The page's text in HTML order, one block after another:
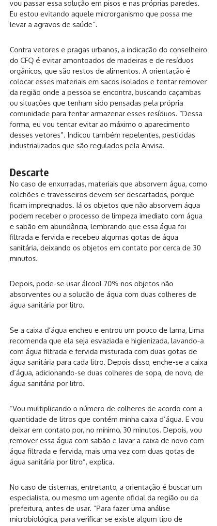
vou passar essa solução em pisos e nas próprias paredes.
Eu estou evitando aquele microrganismo que possa me
levar a agravos de saúde”.
Contra vetores e pragas urbanos, a indicação do conselheiro
do CFQ é evitar amontoados de madeiras e de resíduos
orgânicos, que são restos de alimentos. A orientação é
colocar esses materiais em sacos isolados e tentar remover
da região onde a pessoa se encontra, buscando caçambas
ou situações que tenham sido pensadas pela própria
comunidade para tentar armazenar esses resíduos. “Dessa
forma, eu vou tentar evitar ao máximo o aparecimento
desses vetores”. Indicou também repelentes, pesticidas
industrializados que são regulados pela Anvisa.
Descarte
No caso de enxurradas, materiais que absorvem água, como
colchões e travesseiros devem ser descartados, porque
ficam impregnados. Já os objetos que não absorvem água
podem receber o processo de limpeza imediato com água
e sabão em abundância, lembrando que essa água foi
filtrada e fervida e recebeu algumas gotas de água
sanitária, deixando os objetos em contato por cerca de 30
minutos.
Depois, pode-se usar álcool 70% nos objetos não
absorventes ou a solução de água com duas colheres de
água sanitária por litro.
Se a caixa d’água encheu e entrou um pouco de lama, Lima
recomenda que ela seja esvaziada e higienizada, lavando-a
com água filtrada e fervida misturada com duas gotas de
água sanitária para cada litro. Depois disso, enche-se a caixa
d’água, adicionando-se duas colheres de sopa, de novo, de
água sanitária por litro.
“Vou multiplicando o número de colheres de acordo com a
quantidade de litros que contém minha caixa d’água. E vou
deixar em contato por, no mínimo, 30 minutos. Depois, vou
remover essa água com sabão e lavar a caixa de novo com
água filtrada e fervida, mais uma vez com duas gotas de
água sanitária por litro”, explica.
No caso de cisternas, entretanto, a orientação é buscar um
especialista, ou mesmo um agente oficial da região ou da
prefeitura, antes de usar. “Para fazer uma análise
microbiológica, para verificar se existe algum tipo de